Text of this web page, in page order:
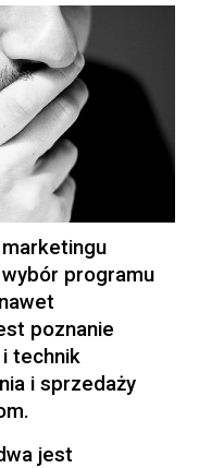
programu
poznanie
technik
i sprzedaży
jest